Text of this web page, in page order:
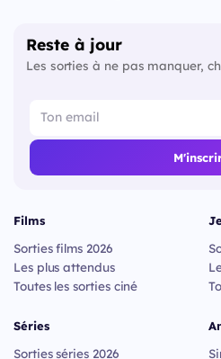
Reste à jour
Les sorties à ne pas manquer,
Films
Sorties films 2026
Les plus attendus
Toutes les sorties ciné
Séries
Sorties séries 2026